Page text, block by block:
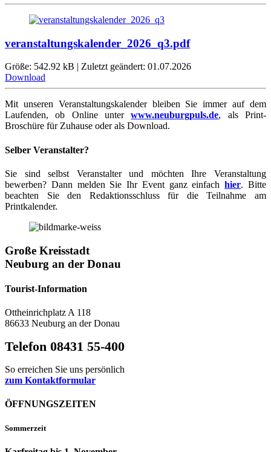
veranstaltungskalender_2026_q3.pdf
Größe: 542.92 kB | Zuletzt geändert: 01.07.2026
Download
Mit unseren Veranstaltungskalender bleiben Sie immer auf dem
Laufenden, ob Online unterwww.neuburgpuls.de,
als Print-
Broschüre für Zuhause oder als Download.
Selber Veranstalter?
Sie sind selbst Veranstalter und möchten Ihre Veranstaltung
bewerben? Dann melden Sie Ihr Event ganz einfachhier. Bitte
beachten Sie den Redaktionsschluss für die Teilnahme am
Printkalender.
Große Kreisstadt
Neuburg an der Donau
Tourist-Information
Ottheinrichplatz A 118
86633 Neuburg an der Donau
Telefon 08431 55-400
So erreichen Sie uns persönlich
zum Kontaktformular
ÖFFNUNGSZEITEN
Sommerzeit